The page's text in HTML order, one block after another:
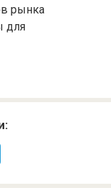
рынка
для